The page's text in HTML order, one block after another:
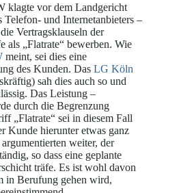
klagte vor dem Landgericht
Telefon- und Internetanbieters –
Vertragsklauseln der
als „Flatrate“ bewerben. Wie
meint, sei dies eine
des Kunden. Das LG Köln
sah dies auch so und
Das Leistung –
durch die Begrenzung
„Flatrate“ sei in diesem Fall
Kunde hierunter etwas ganz
weiter, der
so dass eine geplante
träfe. Es ist wohl davon
in Berufung gehen wird,